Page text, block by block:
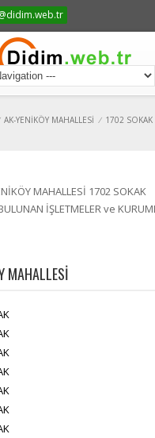
AK-YENİKÖY MAHALLESİ / 1702 SOKAK
MAHALLESİ 1702 SOKAK
İŞLETMELER ve
MAHALLESİ